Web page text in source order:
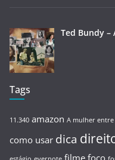
Ted Bundy –
Tags
11.340 amazon A mulher entre
como usar dica